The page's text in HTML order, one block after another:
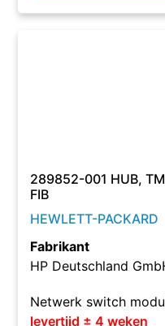
289852-001 HUB,
FIB
HEWLETT-PACKARD
Fabrikant
HP Deutschland
Netwerk switch
levertijd ± 4 weken